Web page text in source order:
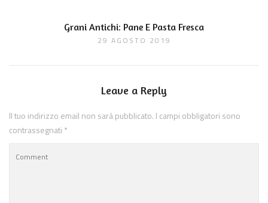
Grani Antichi: Pane E Pasta Fresca
29 AGOSTO 2019
Leave a Reply
Il tuo indirizzo email non sarà pubblicato. I campi obbligatori sono
contrassegnati *